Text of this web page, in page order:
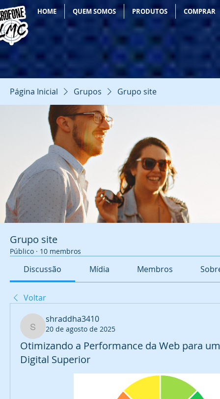
HOME QUEM SOMOS PRODUTOS COMPRAR
Página Inicial Grupos Grupo site
Grupo site
Público · 10 membros
Discussão Mídia Membros
Voltar
shraddha3410
shraddha3410
20 de agosto de 2025
Otimizando a Performance da Web para
Digital Superior